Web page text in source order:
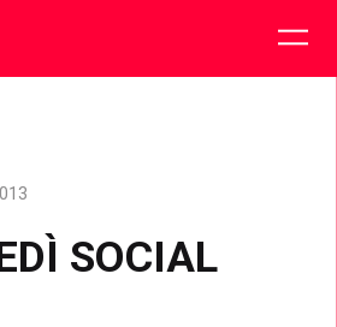
SOCIAL